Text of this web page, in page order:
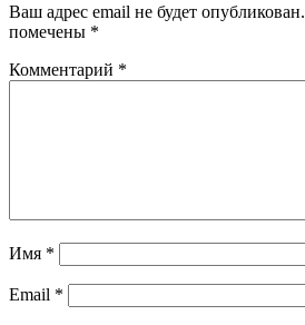
Ваш адрес email не будет опубликован.
помечены *
Комментарий *
Имя *
Email *